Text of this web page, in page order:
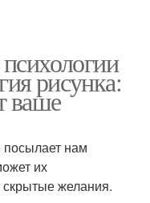
рисунка:
ваше
посылает нам
их
желания.